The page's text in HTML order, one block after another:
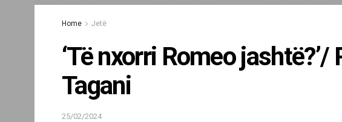
Home Jetë
‘Të nxorri Romeo jashtë?’/
Tagani
25/02/2024